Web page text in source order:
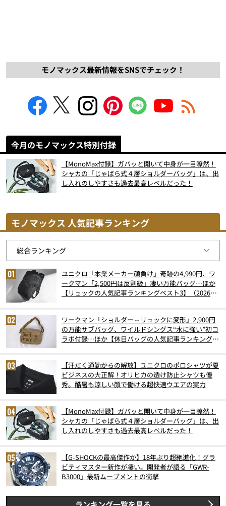
モノマックス最新情報をSNSでチェック！
今月のモノマックス特別付録
【MonoMax付録】ガバッと開いて中身が一目瞭然！
シャカの「じゃばら式４層ショルダーバッグ」は、出
し入れのしやすさも過去最高レベルだった！
モノマックス 人気記事ランキング
ユニクロ「本業メーカー顔負け」奇跡の4,990円、ワ
ークマン「2,500円は反則級」凄い万能バッグ…ほか
【リュックの人気記事ランキングベスト3】（2026年
ワークマン「ショルダー⇔リュックに変形」2,900円
の万能サブバッグ、ワイルドシングス“水に強い”初コ
ラボ付録…ほか【休日バッグの人気記事ランキングベ
【汗だく通勤からの解放】ユニクロのポロシャツが夏
ビジネスの大正解！オリヒカの透け防止シャツも優
秀。酷暑も涼しい顔で働ける超快適ウエアの実力
【MonoMax付録】ガバッと開いて中身が一目瞭然！
シャカの「じゃばら式４層ショルダーバッグ」は、出
し入れのしやすさも過去最高レベルだった！
【G-SHOCKの最高傑作か】18年ぶり超絶進化！グラ
ビティマスター新作が凄い。開発者が語る「GWR-
B3000」最新ムーブメントの衝撃